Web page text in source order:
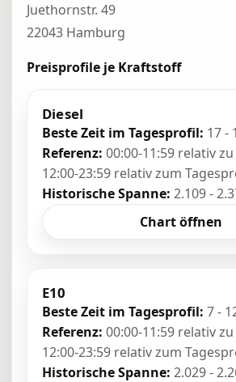
Juethornstr. 49
22043 Hamburg
Preisprofile je Kraftstoff
Diesel
Beste Zeit im Tagesprofil: 17 -
Referenz: 00:00-11:59 relativ
12:00-23:59 relativ zum
Historische Spanne: 2.109 -
Chart öffnen
E10
Beste Zeit im Tagesprofil: 7 -
Referenz: 00:00-11:59 relativ
12:00-23:59 relativ zum
Historische Spanne: 2.029 -